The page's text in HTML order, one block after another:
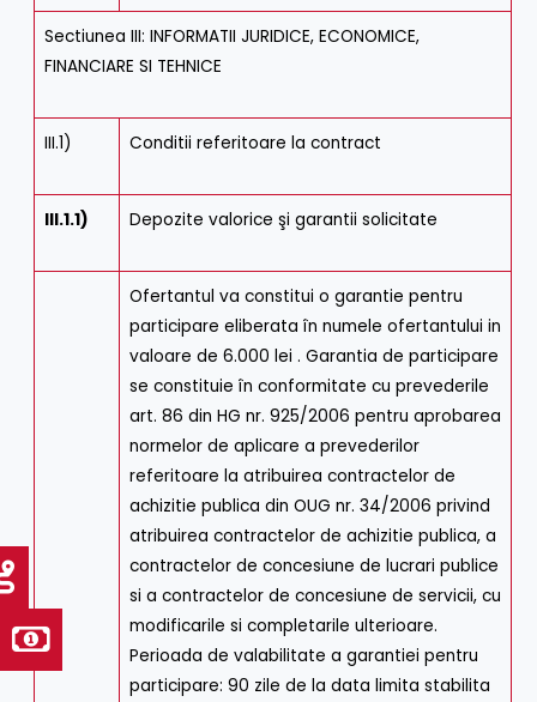
Sectiunea III: INFORMATII JURIDICE, ECONOMICE,
FINANCIARE SI TEHNICE
III.1) Conditii referitoare la contract
III.1.1) Depozite valorice şi garantii solicitate
Ofertantul va constitui o garantie pentru
participare eliberata în numele ofertantului in
valoare de 6.000 lei . Garantia de participare
se constituie în conformitate cu prevederile
art. 86 din HG nr. 925/2006 pentru aprobarea
normelor de aplicare a prevederilor
referitoare la atribuirea contractelor de
achizitie publica din OUG nr. 34/2006 privind
atribuirea contractelor de achizitie publica, a
contractelor de concesiune de lucrari publice
si a contractelor de concesiune de servicii, cu
modificarile si completarile ulterioare.
Perioada de valabilitate a garantiei pentru
participare: 90 zile de la data limita stabilita